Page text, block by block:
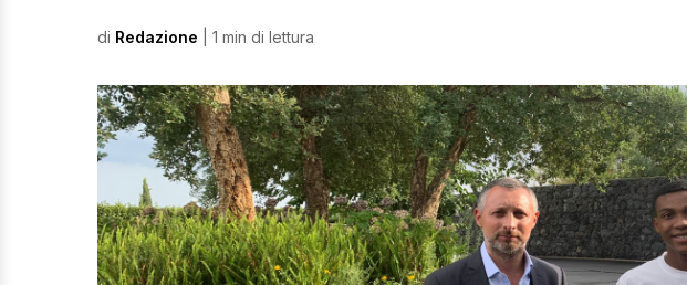
di Redazione | 1 min di lettura